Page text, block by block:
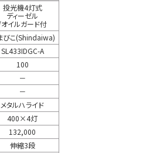
投光機4灯式
ディーゼル
イルガード付
びこ(Shindaiwa)
SL433IDGC-A
100
－
－
メタルハライド
400×4灯
132,000
伸縮3段